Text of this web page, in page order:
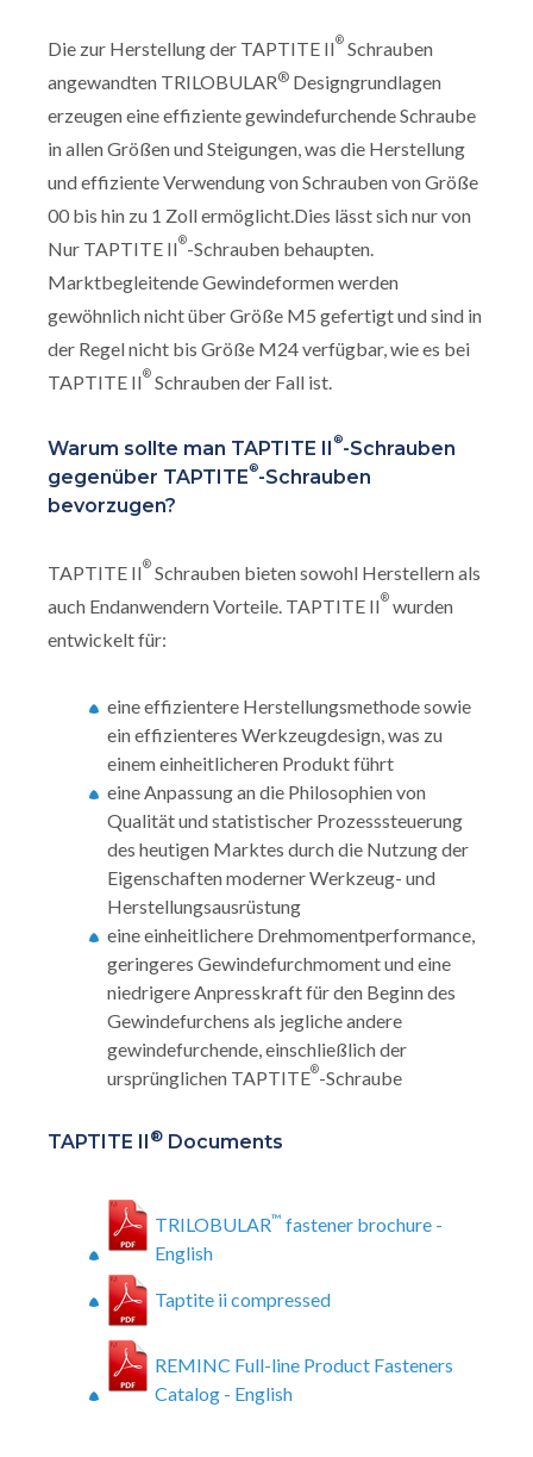
Die zur Herstellung der TAPTITE II® Schrauben
angewandten TRILOBULAR® Designgrundlagen
erzeugen eine effiziente gewindefurchende Schraube
in allen Größen und Steigungen, was die Herstellung
und effiziente Verwendung von Schrauben von Größe
00 bis hin zu 1 Zoll ermöglicht.Dies lässt sich nur von
Nur TAPTITE II®-Schrauben behaupten.
Marktbegleitende Gewindeformen werden
gewöhnlich nicht über Größe M5 gefertigt und sind in
der Regel nicht bis Größe M24 verfügbar, wie es bei
TAPTITE II® Schrauben der Fall ist.
Warum sollte man TAPTITE II®-Schrauben
gegenüber TAPTITE®-Schrauben
bevorzugen?
TAPTITE II® Schrauben bieten sowohl Herstellern als
auch Endanwendern Vorteile. TAPTITE II® wurden
entwickelt für:
eine effizientere Herstellungsmethode sowie
ein effizienteres Werkzeugdesign, was zu
einem einheitlicheren Produkt führt
eine Anpassung an die Philosophien von
Qualität und statistischer Prozesssteuerung
des heutigen Marktes durch die Nutzung der
Eigenschaften moderner Werkzeug- und
Herstellungsausrüstung
eine einheitlichere Drehmomentperformance,
geringeres Gewindefurchmoment und eine
niedrigere Anpresskraft für den Beginn des
Gewindefurchens als jegliche andere
gewindefurchende, einschließlich der
ursprünglichen TAPTITE®-Schraube
TAPTITE II ® Documents
TRILOBULAR™ fastener brochure -
English
Taptite ii compressed
REMINC Full-line Product Fasteners
Catalog - English